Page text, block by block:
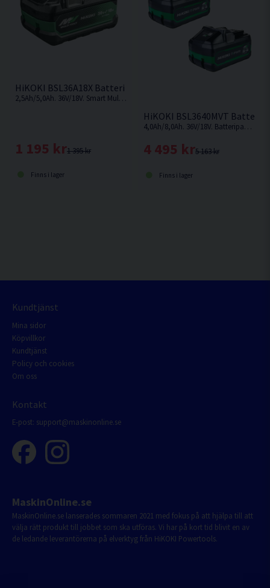
HiKOKI BSL36A18X Batteri 36V/18V Multivolt (2,5Ah/5,0Ah)
2,5Ah/5,0Ah. 36V/18V. Smart Multivolt-batteri som ändrar volt-nivå beroende på vilken maskin som används.
1 395 kr
1 195 kr
Finns i lager
HiKOKI BSL3640MVT
4,0Ah/8,0Ah. 36V/18V. Batteripaket med dubbla multivolt-batterier som ändrar volt-nivå beroende på vilken maskin som används.
5 163 kr
4 495 kr
Finns i lager
Kundtjänst
Mina sidor
Köpvillkor
Kundtjänst
Policy och cookies
Om oss
Kontakt
E-post: support@maskinonline.se
MaskinOnline.se
MaskinOnline.se lanserades sommaren 2021 med fokus på att hjälpa till att
välja rätt produkt till jobbet som ska utföras. Vi har på kort tid blivit en av
de ledande leverantörerna på elverktyg från HiKOKI Powertools.